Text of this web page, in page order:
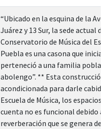
“Ubicado en la esquina de la
Juárez y 13 Sur, la sede actual del
Conservatorio de Música del
Puebla es una casona que
perteneció a una familia
abolengo”. ** Esta construcción
acondicionada para darle cabida
Escuela de Música, los espacios
cuenta no es funcional debido a
reverberación que se genera